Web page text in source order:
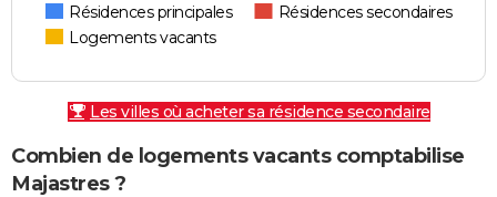
Résidences principales
Résidences secondaires
Logements vacants
Les villes où acheter sa résidence secondaire
Combien de logements vacants comptabilise
Majastres ?